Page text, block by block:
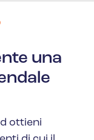
una
ottieni